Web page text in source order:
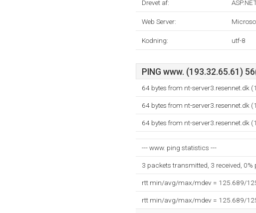
Drevet af:
Web Server:
Kodning: utf-8
PING www. (193.32.65.61)
64 bytes from nt-server3.resennet.dk
64 bytes from nt-server3.resennet.dk
64 bytes from nt-server3.resennet.dk
--- www. ping statistics ---
3 packets transmitted, 3 received,
rtt min/avg/max/mdev = 125.689/
rtt min/avg/max/mdev = 125.689/